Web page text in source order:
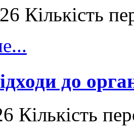
Кількість
до
Кількість